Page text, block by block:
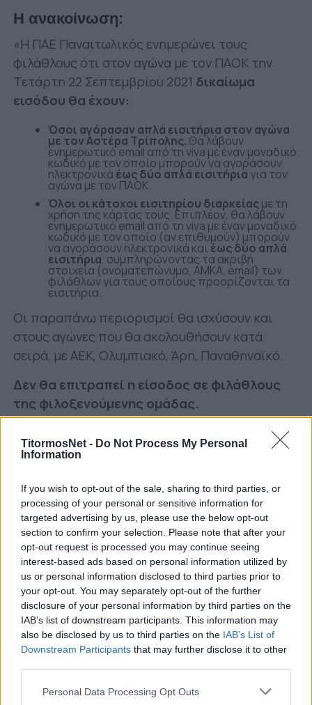
TitormosNet - Do Not Process My Personal
Information
If you wish to opt-out of the sale, sharing to third parties, or
processing of your personal or sensitive information for
targeted advertising by us, please use the below opt-out
section to confirm your selection. Please note that after your
opt-out request is processed you may continue seeing
interest-based ads based on personal information utilized by
us or personal information disclosed to third parties prior to
your opt-out. You may separately opt-out of the further
disclosure of your personal information by third parties on the
IAB’s list of downstream participants. This information may
also be disclosed by us to third parties on the IAB’s List of
Downstream Participants that may further disclose it to other
Personal Data Processing Opt Outs
Η ανακοίνωση:
«Η ΠΑΕ Παναιτωλικός ενημερώνει τους
φιλάθλους ότι στον αγώνα με τον ΠΑΟΚ την
Τετάρτη 22 Σεπτεμβρίου 2021 δικαίωμα
εισόδου θα έχουν:
Όσοι αγόρασαν απλά εισιτήρια στον αγώνα
με τον Αστέρα Τρίπολης. Θα λάβουν
ενημερωτικό email από τη viva με έναν μοναδικό
κωδικό με τον οποίο μπορούν να αγοράσουν
ηλεκτρονικά έως δύο απλά εισιτήρια για τον
αγώνα με τον ΠΑΟΚ.
Όλοι οι κάτοχοι εισιτηρίου διαρκείαςμε τη
χρήση της κάρτας τους. Επιπλέον, θα λάβουν
ενημερωτικό email από τη viva με έναν μοναδικό
κωδικό με τον οποίο (αν επιθυμούν) μπορούν
να αγοράσουν ηλεκτρονικά καιέως δύο απλά
εισιτήρια, συμπληρώνοντας τα ακριβή
στοιχεία (ονοματεπώνυμο, ΑΜΚΑ, email) των
φιλάθλων για τους οποίους προορίζονται τα
εισιτήρια.
Οι παραπάνω περιορισμοί θα ισχύσουν και
στους αγώνες που θα ακολουθήσουν κατά
σειρά, με ΑΕΚ, Ολυμπιακό, Άρη, Παναθηναϊκό.
Δεν θα επιτραπεί η είσοδος σε φιλάθλους
της φιλοξενούμενης ομάδας.
γήπεδο.
Οι τιμές των απλών εισιτηρίων ανά θύρα στον
συγκεκριμένο αγώνα είναι:
ΜΕΓΑΛΗ ΚΕΡΚΙΔΑ
Θύρα 1:25ευρώ
Θύρα 2:25 ευρώ
ΜΙΚΡΗ ΚΕΡΚΙΔΑ
Θύρα 4Α:22ευρώ